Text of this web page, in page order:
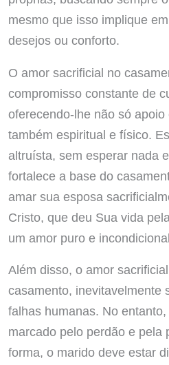
mesmo que isso implique
desejos ou conforto.
O amor sacrificial no
compromisso constante de
oferecendo-lhe não só
também espiritual e físico.
altruísta, sem esperar nada
fortalece a base do
amar sua esposa
Cristo, que deu Sua vida
um amor puro e
Além disso, o amor
casamento, inevitavelmente
falhas humanas. No
marcado pelo perdão e pela
forma, o marido deve estar